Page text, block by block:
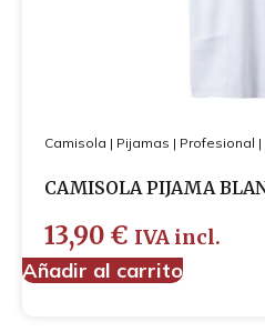
Camisola | Pijamas | Profesional |
CAMISOLA PIJAMA
13,90 € IVA incl.
Añadir al carrito